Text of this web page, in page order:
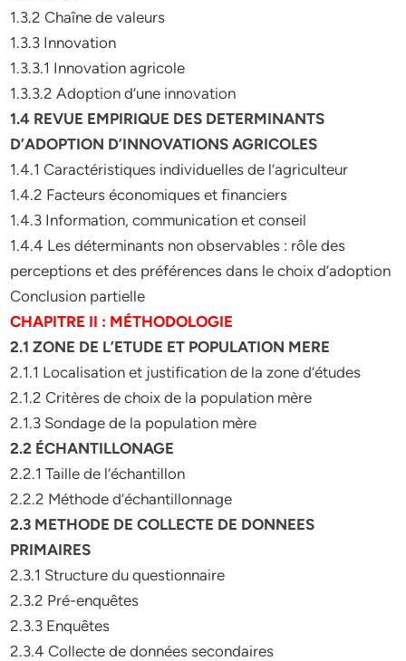
1.3.2 Chaîne de valeurs
1.3.3 Innovation
1.3.3.1 Innovation agricole
1.3.3.2 Adoption d’une innovation
1.4 REVUE EMPIRIQUE DES DETERMINANTS
D’ADOPTION D’INNOVATIONS AGRICOLES
1.4.1 Caractéristiques individuelles de l’agriculteur
1.4.2 Facteurs économiques et financiers
1.4.3 Information, communication et conseil
1.4.4 Les déterminants non observables : rôle des
perceptions et des préférences dans le choix d’adoption
Conclusion partielle
CHAPITRE II : MÉTHODOLOGIE
2.1 ZONE DE L’ETUDE ET POPULATION MERE
2.1.1 Localisation et justification de la zone d’études
2.1.2 Critères de choix de la population mère
2.1.3 Sondage de la population mère
2.2 ÉCHANTILLONAGE
2.2.1 Taille de l’échantillon
2.2.2 Méthode d’échantillonnage
2.3 METHODE DE COLLECTE DE DONNEES
PRIMAIRES
2.3.1 Structure du questionnaire
2.3.2 Pré-enquêtes
2.3.3 Enquêtes
2.3.4 Collecte de données secondaires